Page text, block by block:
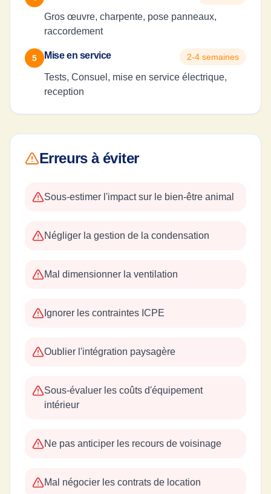
Gros œuvre, charpente, pose panneaux,
raccordement
5 Mise en service 2-4 semaines
Tests, Consuel, mise en service électrique,
reception
Erreurs à éviter
Sous-estimer l'impact sur le bien-être animal
Négliger la gestion de la condensation
Mal dimensionner la ventilation
Ignorer les contraintes ICPE
Oublier l'intégration paysagère
Sous-évaluer les coûts d'équipement
intérieur
Ne pas anticiper les recours de voisinage
Mal négocier les contrats de location